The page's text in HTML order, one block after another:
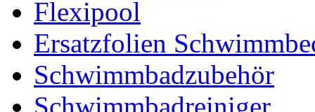
Flexipool
Ersatzfolien
Schwimmbadzubehör
Schwimmbadreiniger